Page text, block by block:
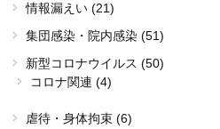
情報漏えい (21)
集団感染・院内感染 (51)
新型コロナウイルス (50)
コロナ関連 (4)
虐待・身体拘束 (6)